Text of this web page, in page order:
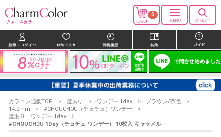
0
カラコン通販TOP 度あり ワンデー 1day
ブラウン/茶色
14.2mm
#CHOUCHOU（チュチュ）ワンデー
度あり｜ワンデー 1day
#CHOUCHOU 1Day（チュチュ ワンデー） 10枚入 キャラメル